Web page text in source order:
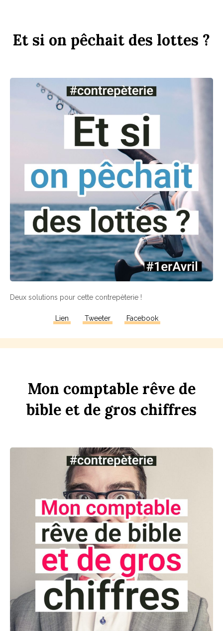
Et si on pêchait des lottes ?
Deux solutions pour cette contrepèterie !
Lien Tweeter Facebook
Mon comptable rêve de
bible et de gros chiffres